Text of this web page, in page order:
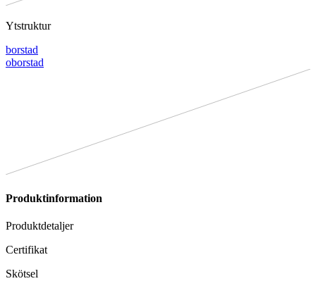
Ytstruktur
borstad
oborstad
Produktinformation
Produktdetaljer
Certifikat
Skötsel